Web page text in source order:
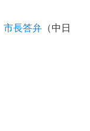
長答弁 （中日